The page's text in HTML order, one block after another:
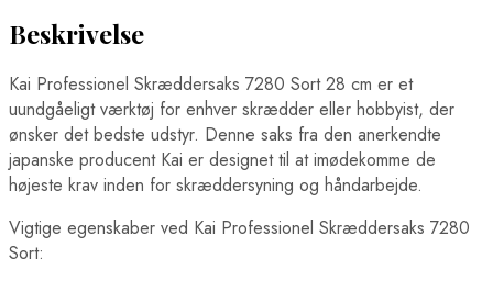
Beskrivelse
Kai Professionel Skræddersaks 7280 Sort 28 cm er et
uundgåeligt værktøj for enhver skrædder eller hobbyist, der
ønsker det bedste udstyr. Denne saks fra den anerkendte
japanske producent Kai er designet til at imødekomme de
højeste krav inden for skræddersyning og håndarbejde.
Vigtige egenskaber ved Kai Professionel Skræddersaks 7280
Sort: